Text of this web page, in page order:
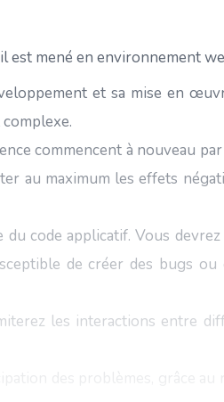
est mené en environnement
et sa mise en
commencent à nouveau
au maximum les effets
code applicatif. Vous
de créer des bugs
les interactions entre